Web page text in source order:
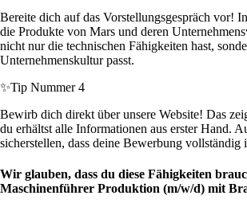
Bereite dich auf das Vorstellungsgespräch vor!
die Produkte von Mars und deren
nicht nur die technischen Fähigkeiten hast,
Unternehmenskultur passt.
✨Tip Nummer 4
Bewirb dich direkt über unsere Website! Das
du erhältst alle Informationen aus erster Hand.
sicherstellen, dass deine Bewerbung vollständig
Wir glauben, dass du diese Fähigkeiten
Maschinenführer Produktion (m/w/d) mit